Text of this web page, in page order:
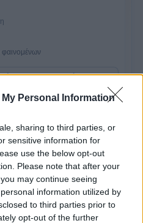
Personal Information
sharing to third parties, or
sensitive information for
use the below opt-out
Please note that after your
may continue seeing
information utilized by
to third parties prior to
opt-out of the further
φαινομένων
7 ημερών
φαινομένων
και μπορεί να αλλάξουν με τα